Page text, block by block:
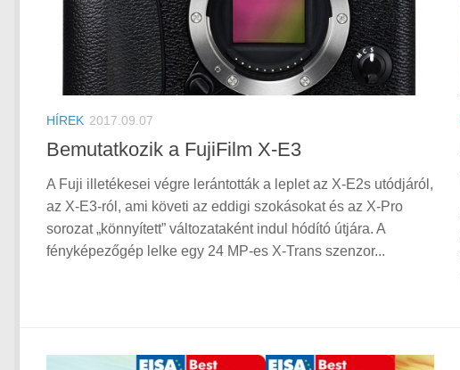
HÍREK 2017.09.07
Bemutatkozik a FujiFilm X-E3
A Fuji illetékesei végre lerántották a leplet az X-E2s utódjáról,
az X-E3-ról, ami követi az eddigi szokásokat és az X-Pro
sorozat „könnyített” változataként indul hódító útjára. A
fényképezőgép lelke egy 24 MP-es X-Trans szenzor...